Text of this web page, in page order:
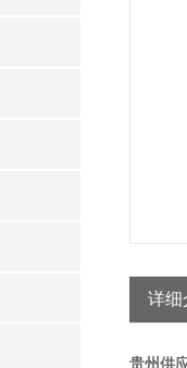
详细
贵州供